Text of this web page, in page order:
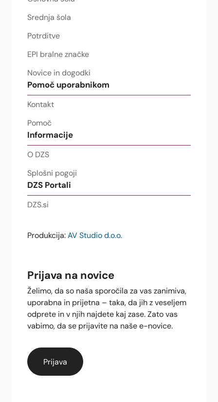
Srednja šola
Potrditve
EPI bralne značke
Novice in dogodki
Pomoč uporabnikom
Kontakt
Pomoč
Informacije
O DZS
Splošni pogoji
DZS Portali
DZS.si
Produkcija: AV Studio d.o.o.
Prijava na novice
Želimo, da so naša sporočila za vas zanimiva,
uporabna in prijetna – taka, da jih z veseljem
odprete in v njih najdete kaj zase. Zato vas
vabimo, da se prijavite na naše e-novice.